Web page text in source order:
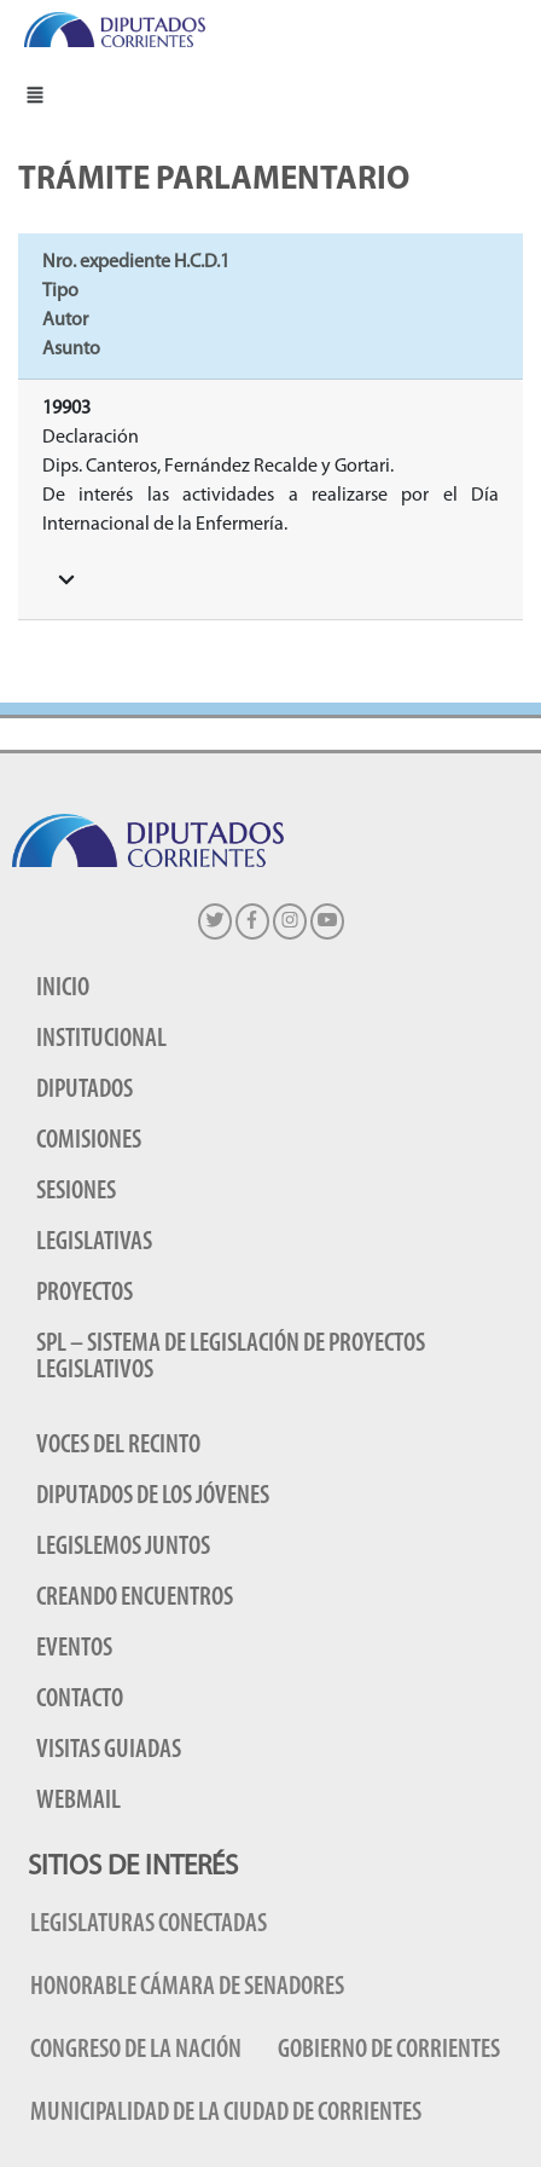
TRÁMITE PARLAMENTARIO
Nro. expediente H.C.D.1
Tipo
Autor
Asunto
19903
Declaración
Dips. Canteros, Fernández Recalde y Gortari.
De interés las actividades a realizarse por el Día
Internacional de la Enfermería.
INICIO
INSTITUCIONAL
DIPUTADOS
COMISIONES
SESIONES
LEGISLATIVAS
PROYECTOS
SPL – SISTEMA DE LEGISLACIÓN DE PROYECTOS
LEGISLATIVOS
VOCES DEL RECINTO
DIPUTADOS DE LOS JÓVENES
LEGISLEMOS JUNTOS
CREANDO ENCUENTROS
EVENTOS
CONTACTO
VISITAS GUIADAS
WEBMAIL
SITIOS DE INTERÉS
LEGISLATURAS CONECTADAS
HONORABLE CÁMARA DE SENADORES
CONGRESO DE LA NACIÓN GOBIERNO DE CORRIENTES
MUNICIPALIDAD DE LA CIUDAD DE CORRIENTES